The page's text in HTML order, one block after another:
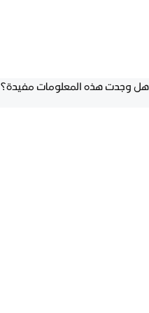
هل وجدت هذه المعلومات مفيدة؟